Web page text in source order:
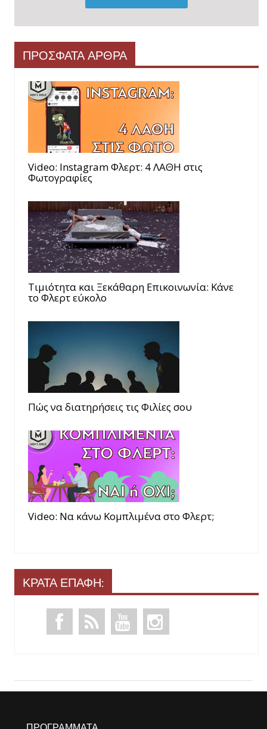
ΠΡΟΣΦΑΤΑ ΑΡΘΡΑ
Video: Instagram Φλερτ: 4 ΛΑΘΗ στις
Φωτογραφίες
Τιμιότητα και Ξεκάθαρη Επικοινωνία: Κάνε
το Φλερτ εύκολο
Πώς να διατηρήσεις τις Φιλίες σου
Video: Να κάνω Κομπλιμένα στο Φλερτ;
ΚΡΑΤΑ ΕΠΑΦΗ: